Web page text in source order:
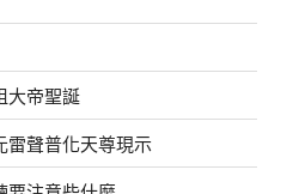
大帝聖誕
雷聲普化天尊現示